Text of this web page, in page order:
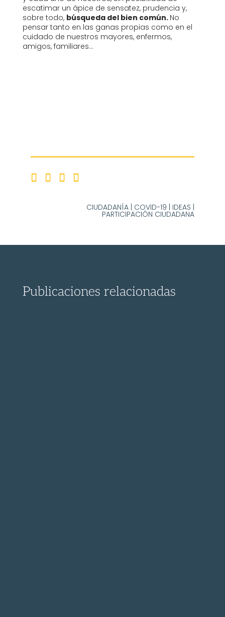
escatimar un ápice de sensatez, prudencia y,
sobre todo, búsqueda del bien común. No
pensar tanto en las ganas propias como en el
cuidado de nuestros mayores, enfermos,
amigos, familiares…
CIUDADANÍA | COVID-19 | IDEAS |
PARTICIPACIÓN CIUDADANA
Publicaciones relacionadas